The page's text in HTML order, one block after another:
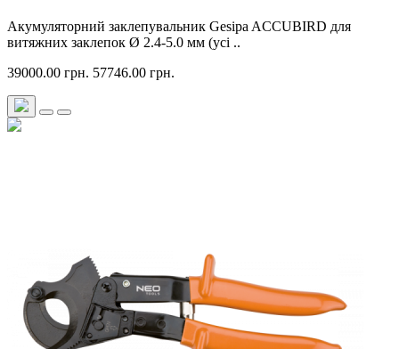
Акумуляторний заклепувальник Gesipa ACCUBIRD для
витяжних заклепок Ø 2.4-5.0 мм (усі ..
39000.00 грн. 57746.00 грн.